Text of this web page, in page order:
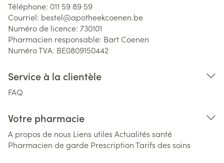
Téléphone: 011 59 89 59
Courriel: bestel@apotheekcoenen.be
Numéro de licence: 730101
Pharmacien responsable: Bart Coenen
Numéro TVA: BE0809150442
Service à la clientèle
FAQ
Votre pharmacie
A propos de nous Liens utiles Actualités santé
Pharmacien de garde PrescriptionTarifs des soins